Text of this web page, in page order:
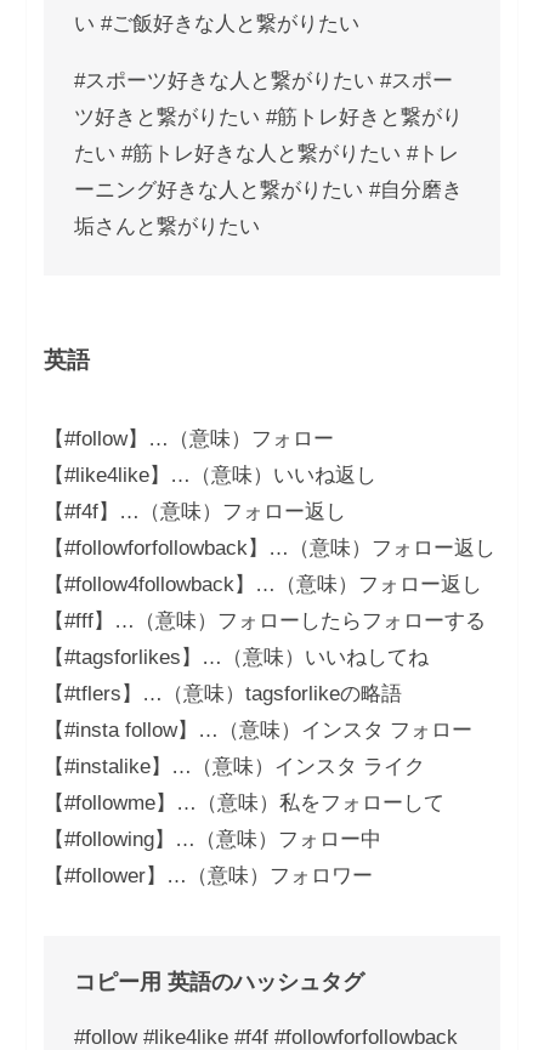
い #ご飯好きな人と繋がりたい
#スポーツ好きな人と繋がりたい #スポー
ツ好きと繋がりたい #筋トレ好きと繋がり
たい #筋トレ好きな人と繋がりたい #トレ
ーニング好きな人と繋がりたい #自分磨き
垢さんと繋がりたい
英語
【#follow】…（意味）フォロー
【#like4like】…（意味）いいね返し
【#f4f】…（意味）フォロー返し
【#followforfollowback】…（意味）フォロー返し
【#follow4followback】…（意味）フォロー返し
【#fff】…（意味）フォローしたらフォローする
【#tagsforlikes】…（意味）いいねしてね
【#tflers】…（意味）tagsforlikeの略語
【#insta follow】…（意味）インスタ フォロー
【#instalike】…（意味）インスタ ライク
【#followme】…（意味）私をフォローして
【#following】…（意味）フォロー中
【#follower】…（意味）フォロワー
コピー用 英語のハッシュタグ
#follow #like4like #f4f #followforfollowback